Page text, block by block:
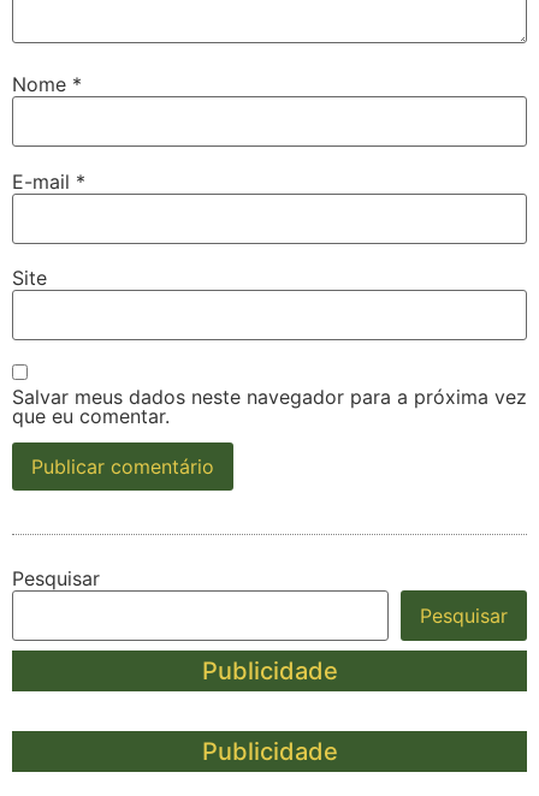
Nome *
E-mail *
Site
Salvar meus dados neste navegador para a próxima vez
que eu comentar.
Pesquisar
Pesquisar
Publicidade
Publicidade